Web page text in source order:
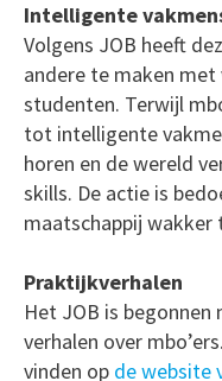
Intelligente
Volgens JOB heeft
andere te maken
studenten. Terwijl
tot intelligente
horen en de wereld
skills. De actie is
maatschappij wakker
Praktijkverhalen
Het JOB is
verhalen over
vinden op de website